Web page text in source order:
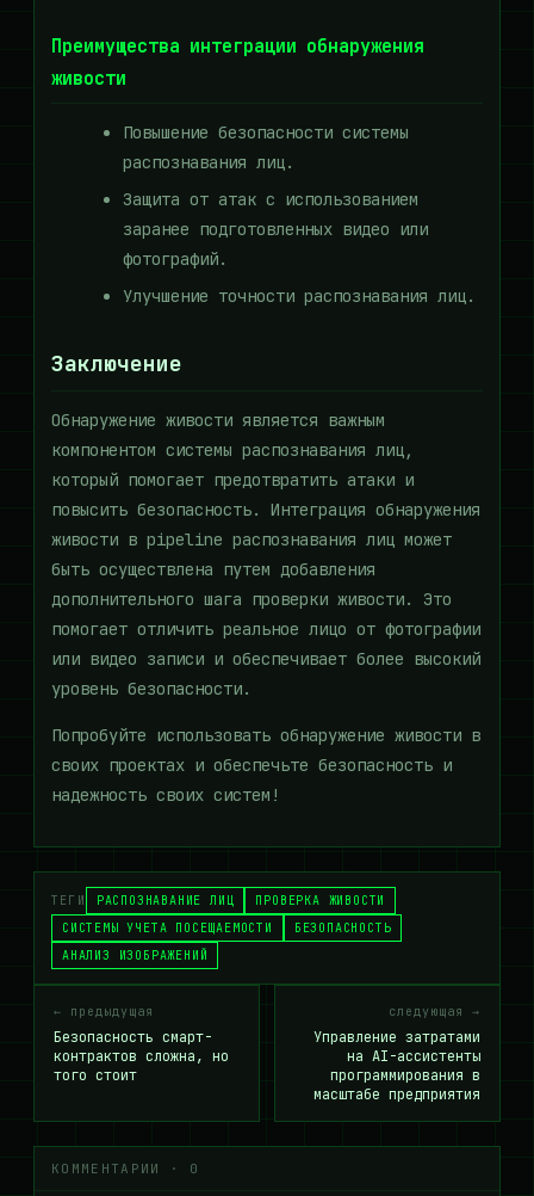
Преимущества интеграции обнаружения
живости
Повышение безопасности системы
распознавания лиц.
Защита от атак с использованием
заранее подготовленных видео или
фотографий.
Улучшение точности распознавания лиц.
Заключение
Обнаружение живости является важным
компонентом системы распознавания лиц,
который помогает предотвратить атаки и
повысить безопасность. Интеграция обнаружения
живости в pipeline распознавания лиц может
быть осуществлена путем добавления
дополнительного шага проверки живости. Это
помогает отличить реальное лицо от фотографии
или видео записи и обеспечивает более высокий
уровень безопасности.
Попробуйте использовать обнаружение живости в
своих проектах и обеспечьте безопасность и
надежность своих систем!
ТЕГИ РАСПОЗНАВАНИЕ ЛИЦ
ПРОВЕРКА ЖИВОСТИ
СИСТЕМЫ УЧЕТА ПОСЕЩАЕМОСТИ
БЕЗОПАСНОСТЬ
АНАЛИЗ ИЗОБРАЖЕНИЙ
← предыдущая
Безопасность смарт-
контрактов сложна, но
того стоит
следующая →
Управление затратами
на AI-ассистенты
программирования в
масштабе предприятия
КОММЕНТАРИИ · 0